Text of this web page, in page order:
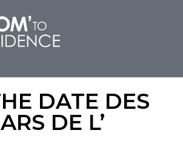
DATE DES
DE L’